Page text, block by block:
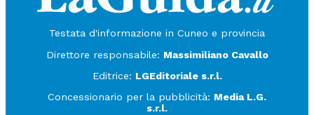
Testata d'informazione in Cuneo e provincia
Direttore responsabile: Massimiliano Cavallo
Editrice: LGEditoriale s.r.l.
Concessionario per la pubblicità: Media L.G.
s.r.l.